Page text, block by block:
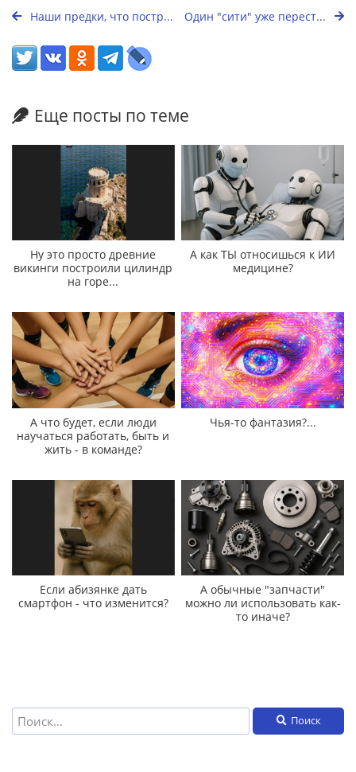
Наши предки, что постр... Один "сити" уже перест...
Еще посты по теме
Ну это просто древние
викинги построили цилиндр
на горе...
А как ТЫ относишься к ИИ
медицине?
А что будет, если люди
научаться работать, быть и
жить - в команде?
Чья-то фантазия?...
Если абизянке дать
смартфон - что изменится?
А обычные "запчасти"
можно ли использовать как-
то иначе?
Поиск